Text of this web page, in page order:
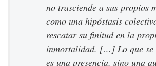
no trasciende a sus propios
como una hipóstasis
rescatar su finitud en la
inmortalidad. […] Lo que se
es una presencia, sino una